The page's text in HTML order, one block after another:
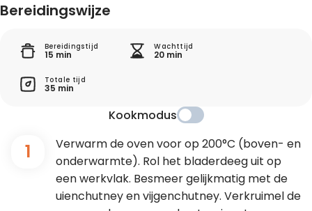
Bereidingswijze
Bereidingstijd
15 min
Wachttijd
20 min
Totale tijd
35 min
Kookmodus
1
Verwarm de oven voor op 200°C (boven- en
onderwarmte). Rol het bladerdeeg uit op
een werkvlak. Besmeer gelijkmatig met de
uienchutney en vijgenchutney. Verkruimel de